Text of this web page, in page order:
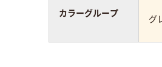
グ
カラーグループ